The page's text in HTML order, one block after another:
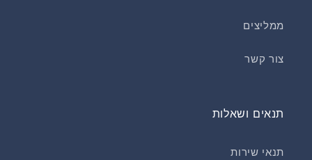
ממליצים
צור קשר
תנאים ושאלות
תנאי שירות